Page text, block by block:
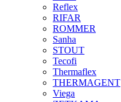
Reflex
RIFAR
ROMMER
Sanha
STOUT
Tecofi
Thermaflex
THERMAGENT
Viega